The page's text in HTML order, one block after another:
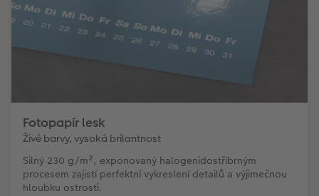
Fotopapír lesk
Živé barvy, vysoká brilantnost
Silný 230 g/m², exponovaný halogenidostříbrným
procesem zajistí perfektní vykreslení detailů a výjimečnou
hloubku ostrosti.